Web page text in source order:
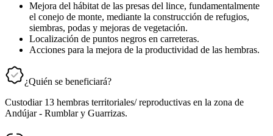
Mejora del hábitat de las presas del lince, fundamentalmente
el conejo de monte, mediante la construcción de refugios,
siembras, podas y mejoras de vegetación.
Localización de puntos negros en carreteras.
Acciones para la mejora de la productividad de las hembras.
¿Quién se beneficiará?
Custodiar 13 hembras territoriales/ reproductivas en la zona de
Andújar - Rumblar y Guarrizas.